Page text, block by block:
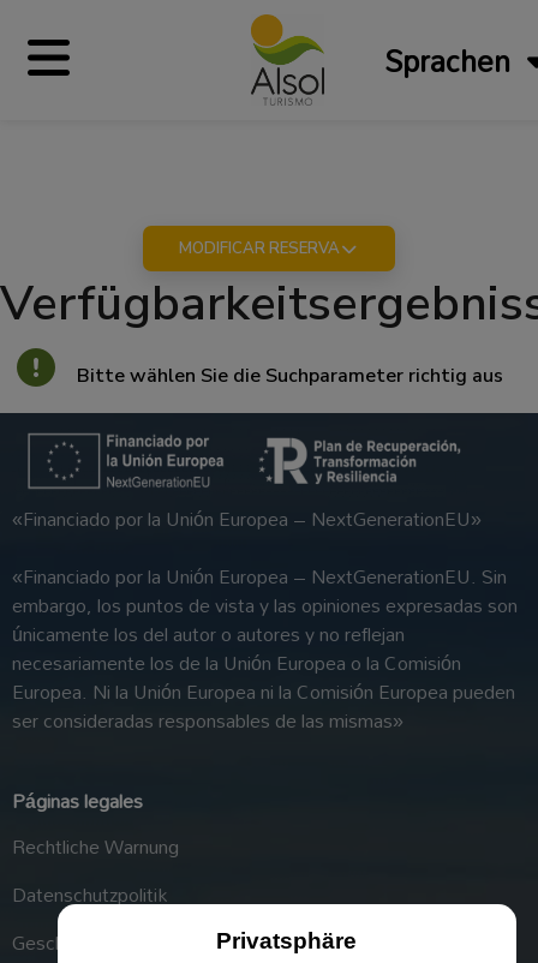
Privatsphäre
Sprachen
MODIFICAR RESERVA
Bitte wählen Sie die Suchparameter richtig aus
«Financiado por la Unión Europea – NextGenerationEU»
«Financiado por la Unión Europea – NextGenerationEU. Sin
embargo, los puntos de vista y las opiniones expresadas son
únicamente los del autor o autores y no reflejan
necesariamente los de la Unión Europea o la Comisión
Europea. Ni la Unión Europea ni la Comisión Europea pueden
ser consideradas responsables de las mismas»
Páginas legales
Rechtliche Warnung
Datenschutzpolitik
Geschäftsbedingungen